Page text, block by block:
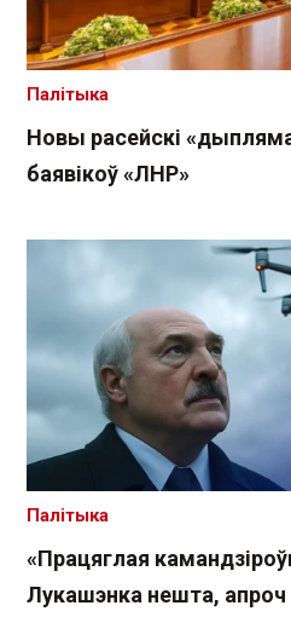
Новы расейскі
баявікоў «ЛНР»
Палітыка
«Працяглая
Лукашэнка нешта, апроч
Палітыка